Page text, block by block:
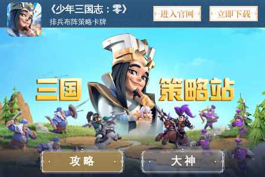
《少年三国志：零》
排兵布阵策略卡牌
攻 略 大 神